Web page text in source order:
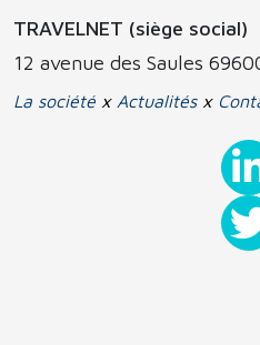
TRAVELNET (siège social)
12 avenue des Saules
La société x Actualitésx